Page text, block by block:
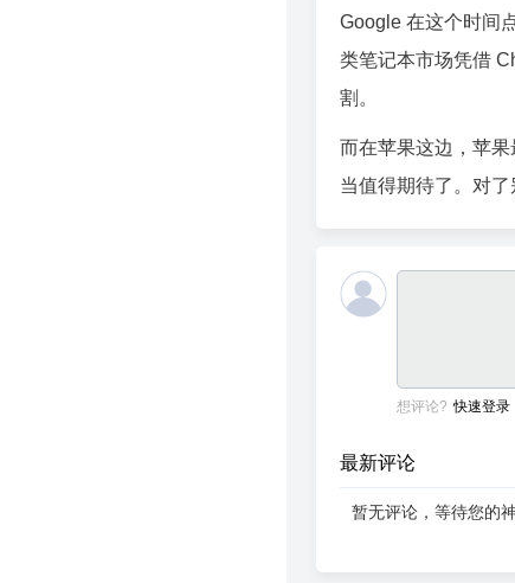
Google 在这个时间
类笔记本市场凭借
割。
而在苹果这边，苹
当值得期待了。对
想评论? 快速登录
最新评论
暂无评论，等待您的